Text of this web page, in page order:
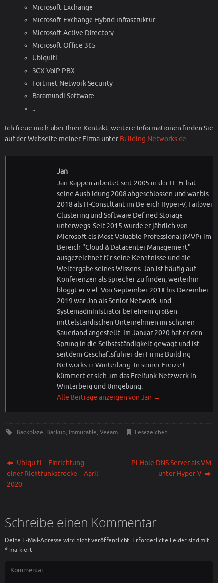
Microsoft Exchange
Microsoft Exchange Hybrid Infrastruktur
Microsoft Active Directory
Microsoft Office 365
Ubiquiti
3CX VoIP PBX
Fortinet Network Security
Baramundi Software
...
Ich freue mich über Ihren Kontakt, weitere Informationen finden Sie
auf der Webseite meiner Firma unter Building-Networks.de
Jan
Jan Kappen arbeitet seit 2005 in der IT. Er hat
seine Ausbildung 2008 abgeschlossen und war bis
2018 als IT-Consultant im Bereich Hyper-V, Failover
Clustering und Software Defined Storage
unterwegs. Seit 2015 wurde er jährlich von
Microsoft als Most Valuable Professional (MVP) im
Bereich "Cloud & Datacenter Management"
ausgezeichnet für seine Kenntnisse und die
Weitergabe seines Wissens. Jan ist häufig auf
Konferenzen als Sprecher zu finden, weiterhin
bloggt er viel. Von September 2018 bis Dezember
2019 war Jan als Senior Network- und
Systemadministrator bei einem großen
mittelständischen Unternehmen im schönen
Sauerland angestellt. Im Januar 2020 hat er den
Sprung in die Selbstständigkeit gewagt und ist
seitdem Geschäftsführer der Firma Building
Networks in Winterberg. In seiner Freizeit
kümmert er sich um das Freifunk-Netzwerk in
Winterberg und Umgebung.
Alle Beiträge anzeigen von Jan →
Backblaze, Backup, Immutable, Veeam. Lesezeichen.
Ubiquiti – Einrichtung
einer Richtfunkstrecke – April
2020
Pi-Hole DNS Server als VM
unter Hyper-V
Schreibe einen Kommentar
Deine E-Mail-Adresse wird nicht veröffentlicht. Erforderliche Felder sind mit
* markiert